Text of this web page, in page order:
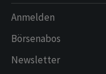
Anmelden
Börsenabos
Newsletter